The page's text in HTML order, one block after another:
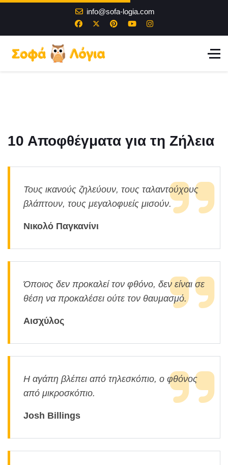
info@sofa-logia.com
10 Αποφθέγματα για τη Ζήλεια
Τους ικανούς ζηλεύουν, τους ταλαντούχους
βλάπτουν, τους μεγαλοφυείς μισούν.
Νικολό Παγκανίνι
Όποιος δεν προκαλεί τον φθόνο, δεν είναι σε
θέση να προκαλέσει ούτε τον θαυμασμό.
Αισχύλος
Η αγάπη βλέπει από τηλεσκόπιο, ο φθόνος
από μικροσκόπιο.
Josh Billings